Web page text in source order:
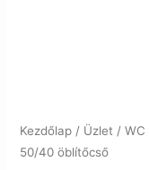
Kezdőlap / Üzlet /WC
50/40 öblítőcső